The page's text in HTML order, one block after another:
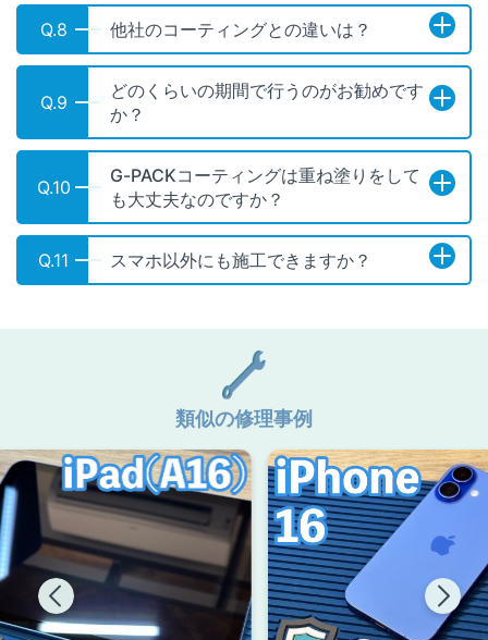
Q.8 他社のコーティングとの違いは？
Q.9
どのくらいの期間で行うのがお勧めです
か？
Q.10
G-PACKコーティングは重ね塗りをして
も大丈夫なのですか？
Q.11 スマホ以外にも施工できますか？
類似の修理事例